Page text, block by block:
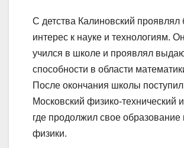
С детства Калиновский проявлял
интерес к науке и технологиям.
учился в школе и проявлял
способности в области
После окончания школы
Московский физико-технический
где продолжил свое образование
физики.